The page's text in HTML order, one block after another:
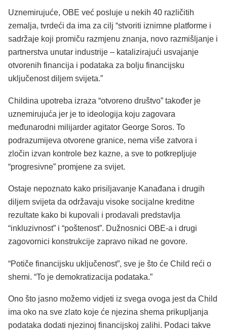
Uznemirujuće, OBE već posluje u nekih 40 različitih
zemalja, tvrdeći da ima za cilj “stvoriti iznimne platforme i
sadržaje koji promiču razmjenu znanja, novo razmišljanje i
partnerstva unutar industrije – katalizirajući usvajanje
otvorenih financija i podataka za bolju financijsku
uključenost diljem svijeta.”
Childina upotreba izraza “otvoreno društvo” također je
uznemirujuća jer je to ideologija koju zagovara
međunarodni milijarder agitator George Soros. To
podrazumijeva otvorene granice, nema više zatvora i
zločin izvan kontrole bez kazne, a sve to potkrepljuje
“progresivne” promjene za svijet.
Ostaje nepoznato kako prisiljavanje Kanađana i drugih
diljem svijeta da održavaju visoke socijalne kreditne
rezultate kako bi kupovali i prodavali predstavlja
“inkluzivnost” i “poštenost”. Dužnosnici OBE-a i drugi
zagovornici konstrukcije zapravo nikad ne govore.
“Potiče financijsku uključenost”, sve je što će Child reći o
shemi. “To je demokratizacija podataka.”
Ono što jasno možemo vidjeti iz svega ovoga jest da Child
ima oko na sve zlato koje će njezina shema prikupljanja
podataka dodati njezinoj financijskoj zalihi. Podaci takve